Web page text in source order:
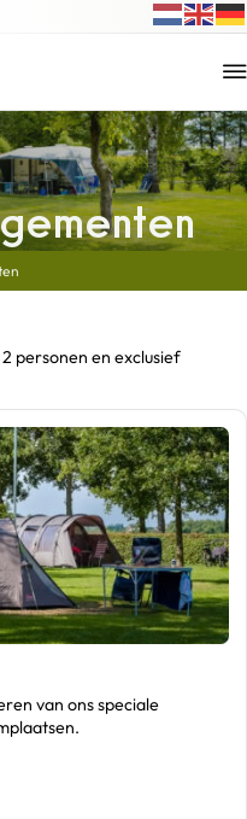
personen en exclusief
van ons speciale